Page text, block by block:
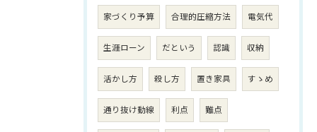
家づくり予算 合理的圧縮方法 電気代
生涯ローン だという 認識 収納
活かし方 殺し方 置き家具 すゝめ
通り抜け動線 利点 難点